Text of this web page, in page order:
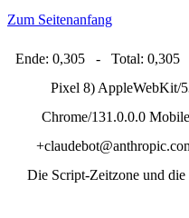
Zum Seitenanfang
Ende: 0,305 - Total: 0,305
Pixel 8) AppleWebKit/
Chrome/131.0.0.0
Die Script-Zeitzone und